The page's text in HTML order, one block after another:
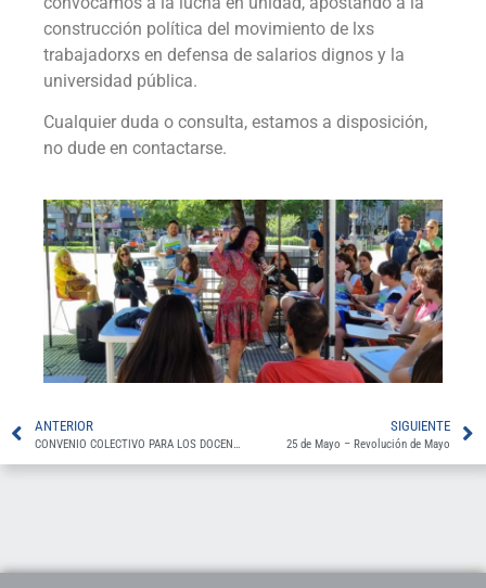
construcción política del movimiento de lxs
trabajadorxs en defensa de salarios dignos y la
universidad pública.
Cualquier duda o consulta, estamos a disposición,
no dude en contactarse.
ANTERIOR
CONVENIO COLECTIVO PARA LOS DOCENTES DE LAS INSTITUCIONES UNIVERSITARIAS NACIONALES UNRC
SIGUIENTE
25 de Mayo – Revolución de Mayo